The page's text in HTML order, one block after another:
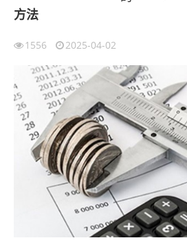
方法
1556 2025-04-02